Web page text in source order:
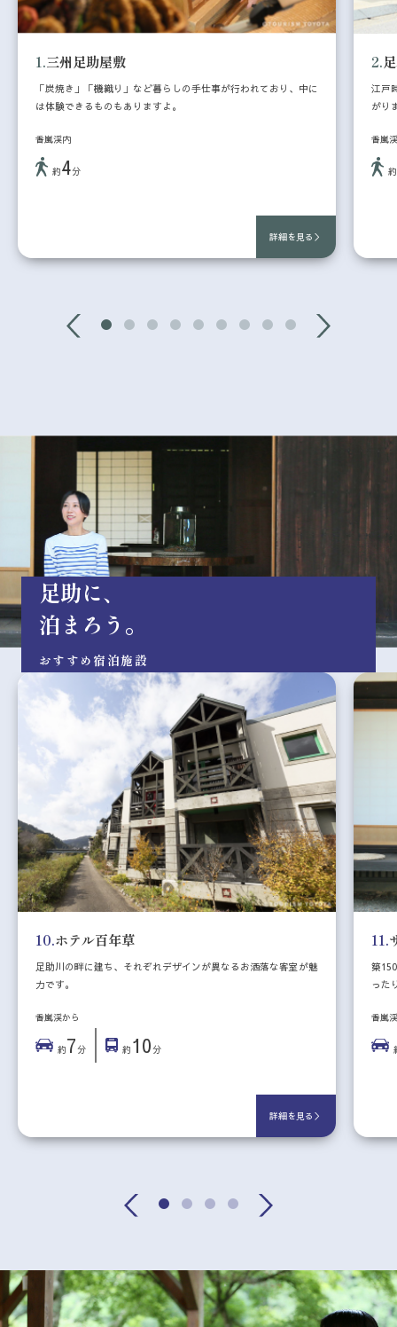
1.三州足助屋敷
「炭焼き」「機織り」など暮らしの手仕事が行われており、中に
は体験できるものもありますよ。
香嵐渓内
約4分
詳細を見る＞
2.
江戸
がり
香嵐
約
足助に、
泊まろう。
おすすめ宿泊施設
10.ホテル百年草
足助川の畔に建ち、それぞれデザインが異なるお洒落な客室が魅
力です。
香嵐渓から
約7分 約 10分
詳細を見る＞
11.
築
った
香嵐